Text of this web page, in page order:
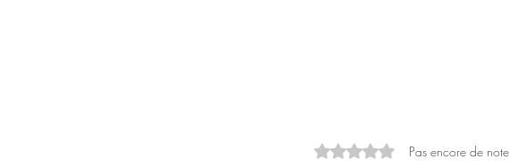
Noté 0 étoile sur 5.Pas encore de note